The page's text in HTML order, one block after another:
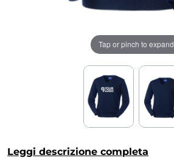
Tap or pinch to expand
Leggi descrizione completa